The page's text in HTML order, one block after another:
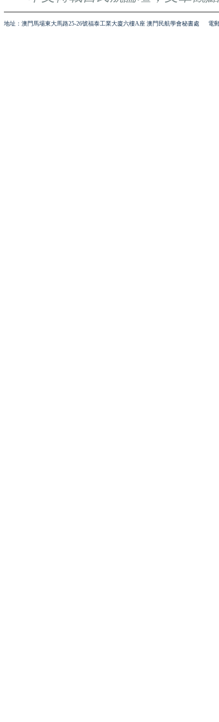
地址：澳門馬場東大馬路25-26號福泰工業大廈六樓A座 澳門民航學會秘書處 電